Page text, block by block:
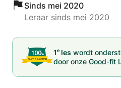
Sinds mei 2020
Leraar sinds mei 2020
1e les wordt
door onze Good-fit